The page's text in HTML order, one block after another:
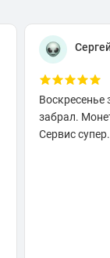
Воскресенье
забрал.
Сервис